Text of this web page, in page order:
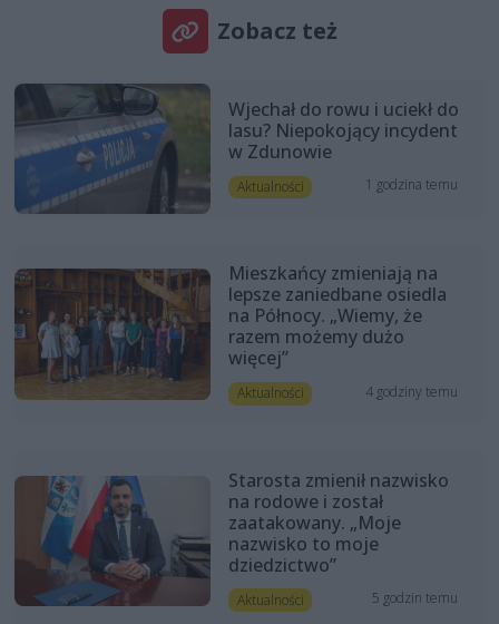
Zobacz też
Wjechał do rowu i uciekł do
lasu? Niepokojący incydent
w Zdunowie
Aktualności 1 godzina temu
Mieszkańcy zmieniają na
lepsze zaniedbane osiedla
na Północy. „Wiemy, że
razem możemy dużo
więcej”
Aktualności 4 godziny temu
Starosta zmienił nazwisko
na rodowe i został
zaatakowany. „Moje
nazwisko to moje
dziedzictwo”
Aktualności 5 godzin temu